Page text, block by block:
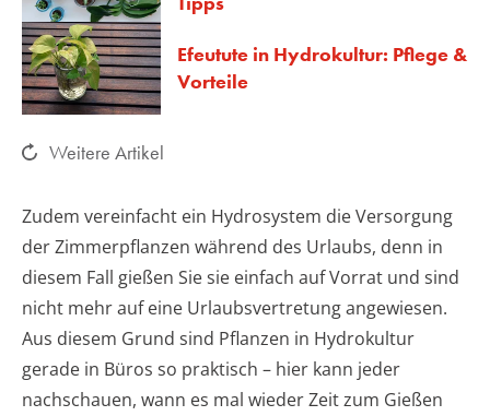
Efeutute in Hydrokultur: Pflege &
Vorteile
Weitere Artikel
Zudem vereinfacht ein Hydrosystem die Versorgung
der Zimmerpflanzen während des Urlaubs, denn in
diesem Fall gießen Sie sie einfach auf Vorrat und sind
nicht mehr auf eine Urlaubsvertretung angewiesen.
Aus diesem Grund sind Pflanzen in Hydrokultur
gerade in Büros so praktisch – hier kann jeder
nachschauen, wann es mal wieder Zeit zum Gießen